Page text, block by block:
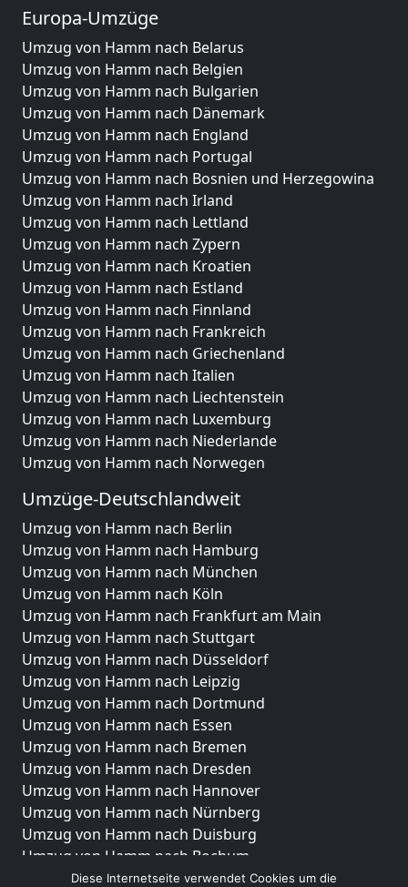
Europa-Umzüge
Umzug von Hamm nach Belarus
Umzug von Hamm nach Belgien
Umzug von Hamm nach Bulgarien
Umzug von Hamm nach Dänemark
Umzug von Hamm nach England
Umzug von Hamm nach Portugal
Umzug von Hamm nach Bosnien und Herzegowina
Umzug von Hamm nach Irland
Umzug von Hamm nach Lettland
Umzug von Hamm nach Zypern
Umzug von Hamm nach Kroatien
Umzug von Hamm nach Estland
Umzug von Hamm nach Finnland
Umzug von Hamm nach Frankreich
Umzug von Hamm nach Griechenland
Umzug von Hamm nach Italien
Umzug von Hamm nach Liechtenstein
Umzug von Hamm nach Luxemburg
Umzug von Hamm nach Niederlande
Umzug von Hamm nach Norwegen
Umzüge-Deutschlandweit
Umzug von Hamm nach Berlin
Umzug von Hamm nach Hamburg
Umzug von Hamm nach München
Umzug von Hamm nach Köln
Umzug von Hamm nach Frankfurt am Main
Umzug von Hamm nach Stuttgart
Umzug von Hamm nach Düsseldorf
Umzug von Hamm nach Leipzig
Umzug von Hamm nach Dortmund
Umzug von Hamm nach Essen
Umzug von Hamm nach Bremen
Umzug von Hamm nach Dresden
Umzug von Hamm nach Hannover
Umzug von Hamm nach Nürnberg
Umzug von Hamm nach Duisburg
Umzug von Hamm nach Bochum
Umzug von Hamm nach Wuppertal
Diese Internetseite verwendet Cookies um die